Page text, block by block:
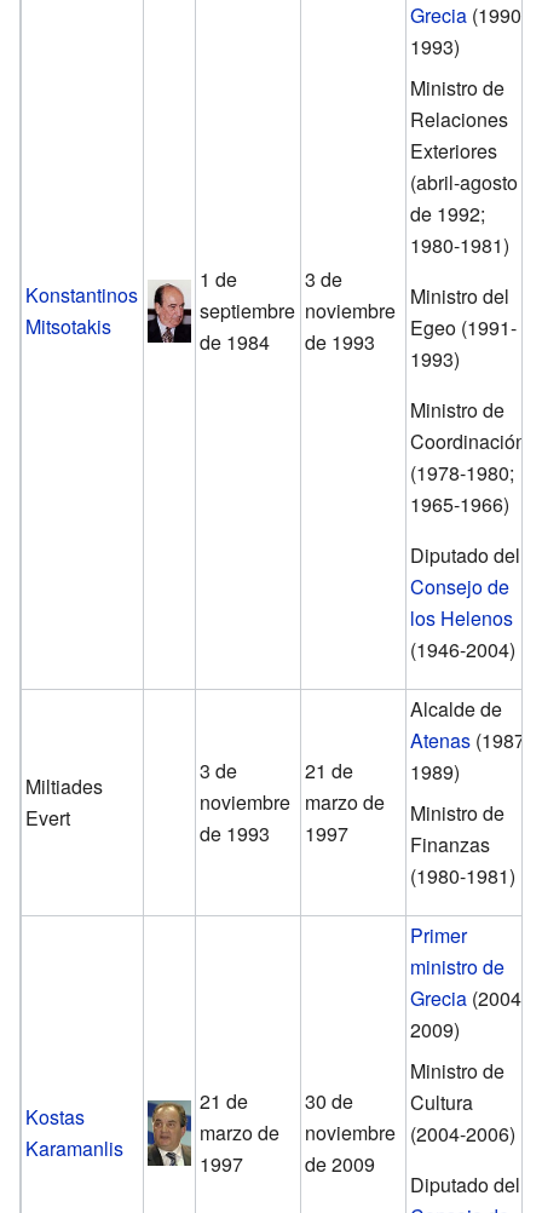
Konstantinos
Mitsotakis
1 de
septiembre
de 1984
3 de
noviembre
de 1993
Grecia (1990-
1993)
Ministro de
Relaciones
Exteriores
(abril-agosto
de 1992;
1980-1981)
Ministro del
Egeo (1991-
1993)
Ministro de
Coordinación
(1978-1980;
1965-1966)
Diputado del
Consejo de
los Helenos
(1946-2004)
Miltiades
Evert
3 de
noviembre
de 1993
21 de
marzo de
1997
Alcalde de
Atenas (1987-
1989)
Ministro de
Finanzas
(1980-1981)
Kostas
Karamanlis
21 de
marzo de
1997
30 de
noviembre
de 2009
Primer
ministro de
Grecia (2004-
2009)
Ministro de
Cultura
(2004-2006)
Diputado del